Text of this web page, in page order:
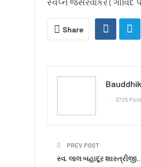
Share
3725
PREV POST
સ્વ. લાલ બહાદૂર